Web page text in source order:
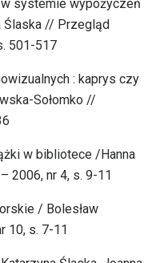
w systemie wypożyczeń
Ślaska // Przegląd
501-517
: kaprys czy
Sołomko //
w bibliotece /Hanna
2006, nr 4, s. 9-11
/ Bolesław
10, s. 7-11